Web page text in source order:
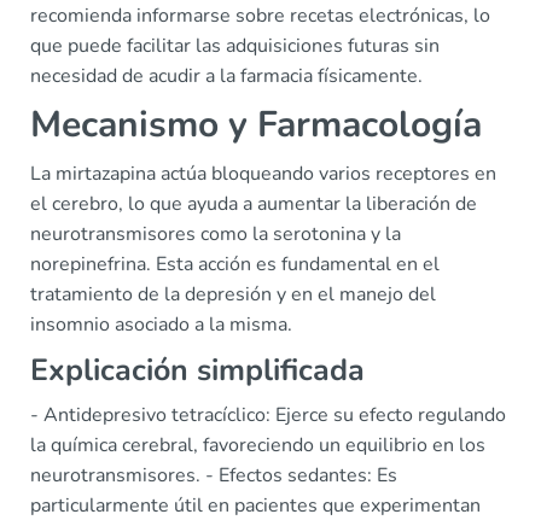
recomienda informarse sobre recetas electrónicas, lo
que puede facilitar las adquisiciones futuras sin
necesidad de acudir a la farmacia físicamente.
Mecanismo y Farmacología
La mirtazapina actúa bloqueando varios receptores en
el cerebro, lo que ayuda a aumentar la liberación de
neurotransmisores como la serotonina y la
norepinefrina. Esta acción es fundamental en el
tratamiento de la depresión y en el manejo del
insomnio asociado a la misma.
Explicación simplificada
- Antidepresivo tetracíclico: Ejerce su efecto regulando
la química cerebral, favoreciendo un equilibrio en los
neurotransmisores. - Efectos sedantes: Es
particularmente útil en pacientes que experimentan